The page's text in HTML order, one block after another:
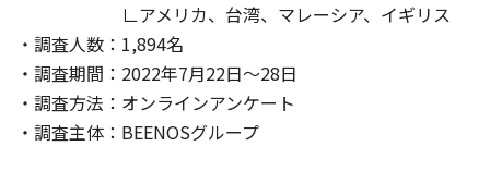
∟アメリカ、台湾、マレーシア、イギリス
・調査人数：1,894名
・調査期間：2022年7月22日～28日
・調査方法：オンラインアンケート
・調査主体：BEENOSグループ